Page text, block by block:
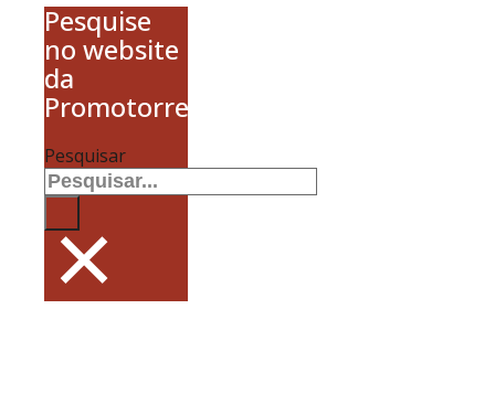
Pesquise
no website
da
Promotorres
Pesquisar
×